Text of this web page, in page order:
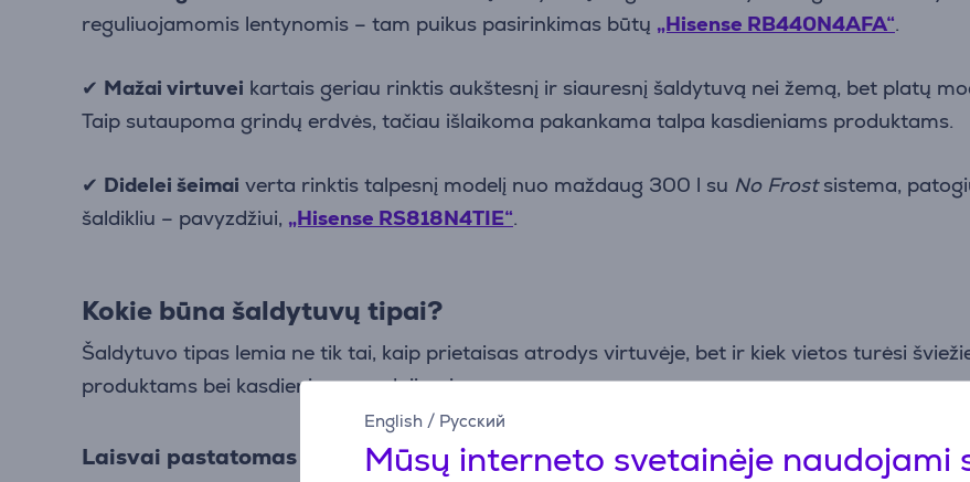
English / Русский
Mūsų interneto svetainėje naudojami
reguliuojamomis lentynomis – tam puikus pasirinkimas būtų „Hisense RB440N4AFA“.
✔ Mažai virtuvei kartais geriau rinktis aukštesnį ir siauresnį šaldytuvą nei žemą, bet platų
Taip sutaupoma grindų erdvės, tačiau išlaikoma pakankama talpa kasdieniams produktams.
✔ Didelei šeimai verta rinktis talpesnį modelį nuo maždaug 300 l su No Frostsistema,
šaldikliu – pavyzdžiui, „Hisense RS818N4TIE“.
Kokie būna šaldytuvų tipai?
Šaldytuvo tipas lemia ne tik tai, kaip prietaisas atrodys virtuvėje, bet ir kiek vietos turėsi
produktams bei kasdieniam naudojimui.
Laisvai pastatomas šaldytuvas